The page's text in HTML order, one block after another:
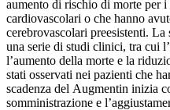
aumento di rischio di morte per
cardiovascolari o che hanno
cerebrovascolari preesistenti. La
una serie di studi clinici, tra cui
l’aumento della morte e la
stati osservati nei pazienti che
scadenza del Augmentin inizia
somministrazione e